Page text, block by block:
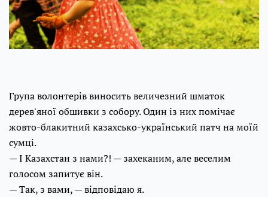
Група волонтерів виносить величезний шматок
дерев'яної обшивки з собору. Один із них помічає
жовто-блакитний казахсько-український патч на моїй
сумці.
— І Казахстан з нами?! — захеканим, але веселим
голосом запитує він.
— Так, з вами, — відповідаю я.